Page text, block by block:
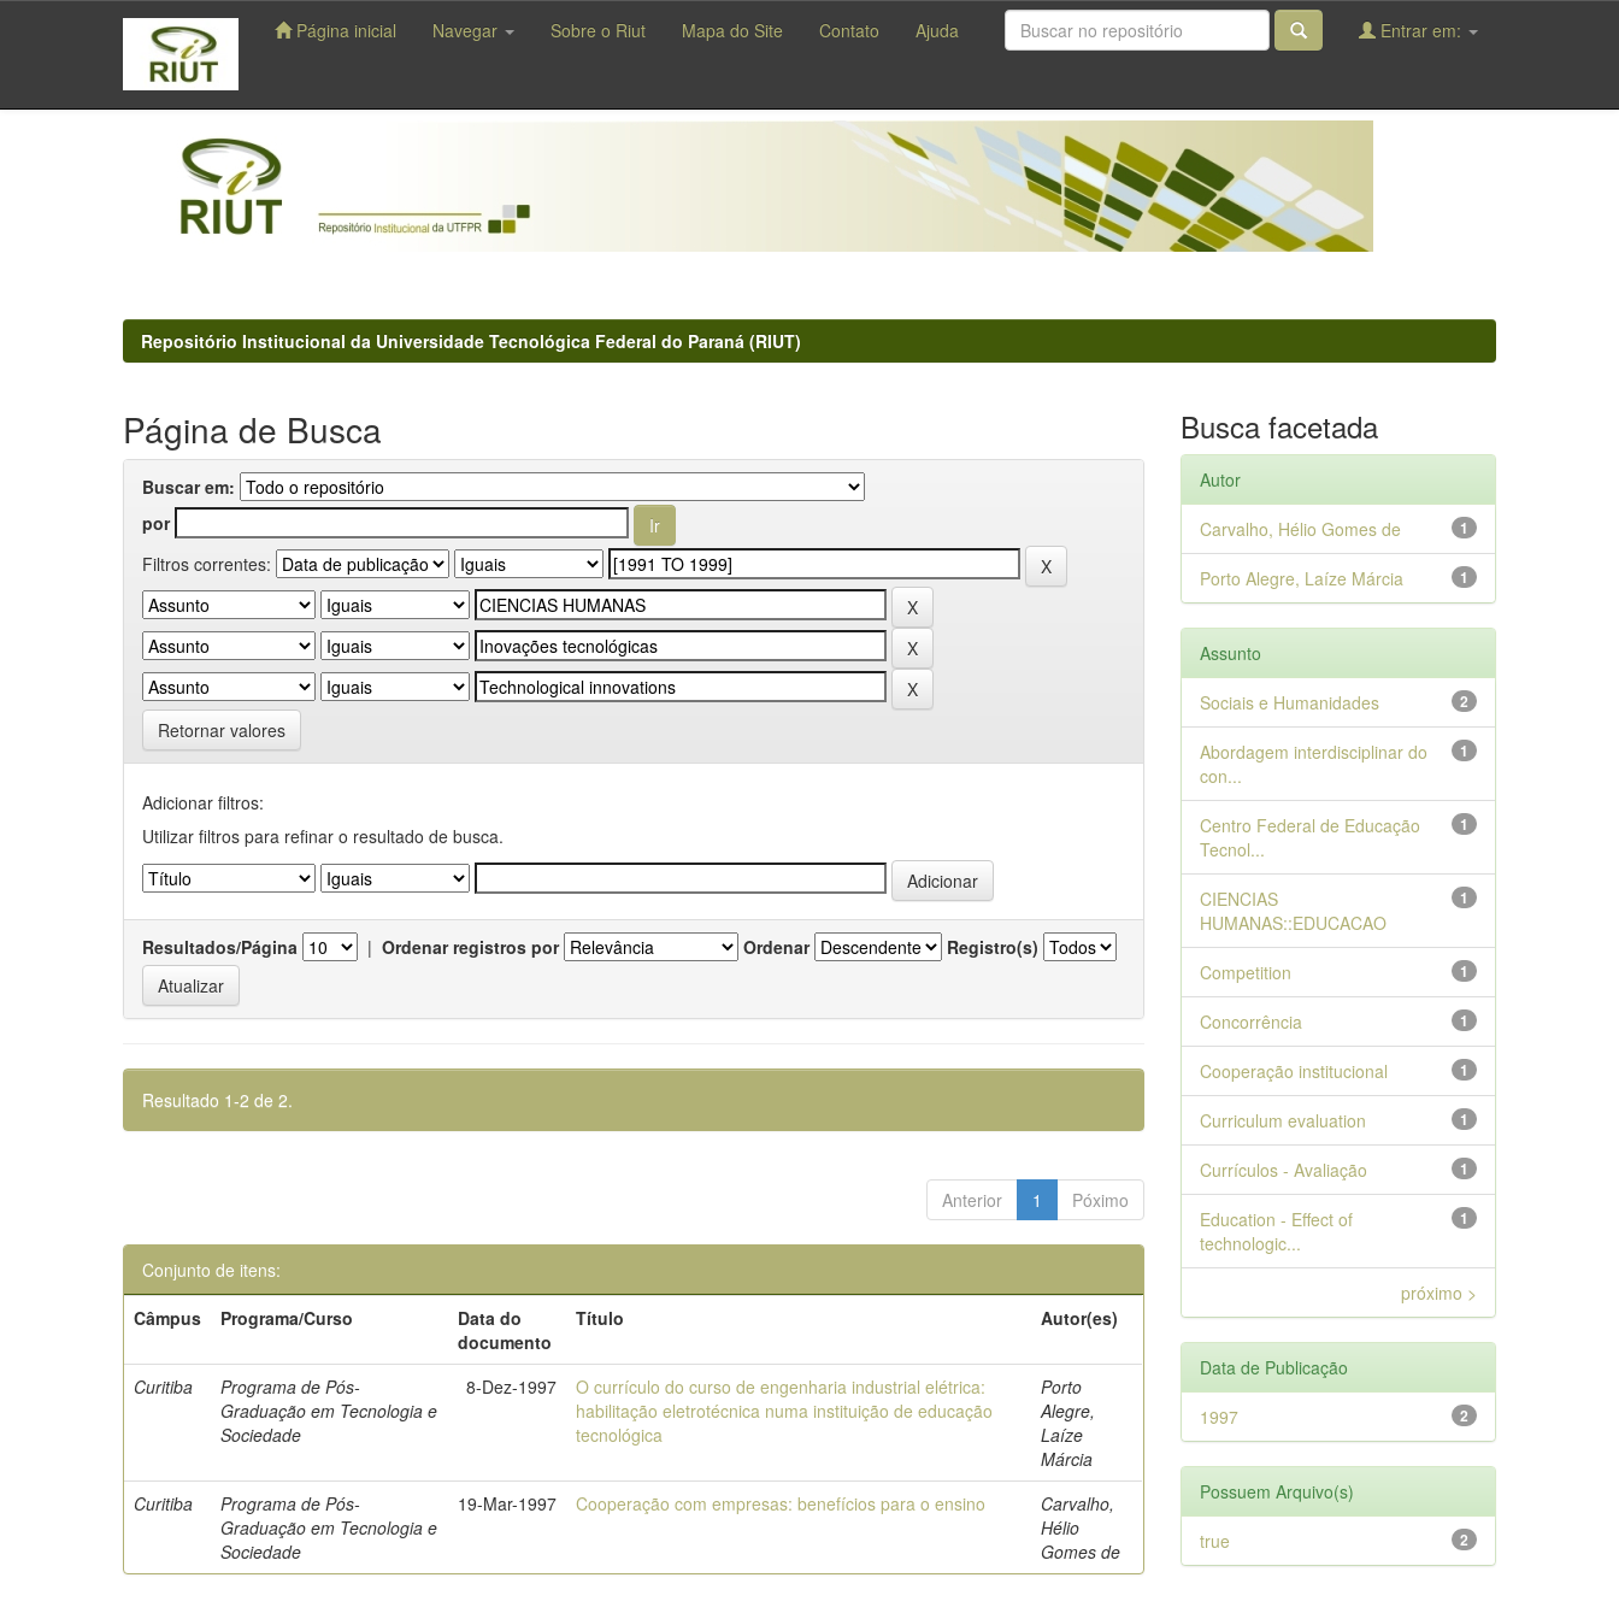
navigation
Página inicial Navegar Sobre o Riut Mapa do Site Contato Ajuda Entrar em:
Repositório Institucional da Universidade Tecnológica Federal do Paraná (RIUT)
Página de Busca
Buscar em:
por
Filtros correntes:
Retornar valores
Adicionar filtros:
Utilizar filtros para refinar o resultado de busca.
Resultados/Página | Ordenar registros por Ordenar Registro(s)
Resultado 1-2 de 2.
Anterior 1 Póximo
Conjunto de itens:
Câmpus
Programa/Curso
Data do
documento
Título Autor(es)
Curitiba
Programa de Pós-
Graduação em Tecnologia e
Sociedade
8-Dez-1997
O currículo do curso de engenharia industrial elétrica:
habilitação eletrotécnica numa instituição de educação
tecnológica
Porto
Alegre,
Laíze
Márcia
Curitiba
Programa de Pós-
Graduação em Tecnologia e
Sociedade
19-Mar-1997 Cooperação com empresas: benefícios para o ensino
Carvalho,
Hélio
Gomes de
Busca facetada
Autor
1
Carvalho, Hélio Gomes de
1
Porto Alegre, Laíze Márcia
Assunto
2
Sociais e Humanidades
1
Abordagem interdisciplinar do
con...
1
Centro Federal de Educação
Tecnol...
1
CIENCIAS
HUMANAS::EDUCACAO
1
Competition
1
Concorrência
1
Cooperação institucional
1
Curriculum evaluation
1
Currículos - Avaliação
1
Education - Effect of
technologic...
próximo >
Data de Publicação
2
1997
Possuem Arquivo(s)
2
true